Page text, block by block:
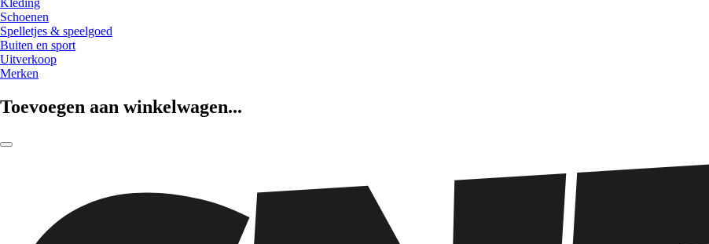
Schoenen
Spelletjes & speelgoed
Buiten en sport
Uitverkoop
Merken
Toevoegen aan winkelwagen...